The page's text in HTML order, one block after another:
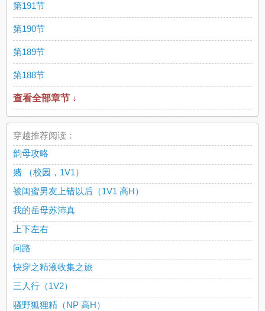
第191节
第190节
第189节
第188节
查看全部章节 ↓
穿越推荐阅读：
韵母攻略
赌 （校园，1V1）
被闺蜜男友上错以后（1V1 高H）
我的岳母苏沛真
上下左右
问路
快穿之精液收集之旅
三人行（1V2）
骚野狐狸精（NP 高H）